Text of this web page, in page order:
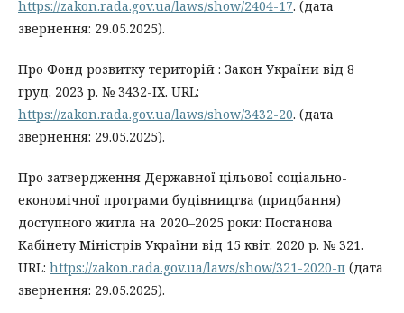
https://zakon.rada.gov.ua/laws/show/2404-17. (дата
звернення: 29.05.2025).
Про Фонд розвитку територій : Закон України від 8
груд. 2023 р. № 3432-IX. URL:
https://zakon.rada.gov.ua/laws/show/3432-20. (дата
звернення: 29.05.2025).
Про затвердження Державної цільової соціально-
економічної програми будівництва (придбання)
доступного житла на 2020–2025 роки: Постанова
Кабінету Міністрів України від 15 квіт. 2020 р. № 321.
URL: https://zakon.rada.gov.ua/laws/show/321-2020-п (дата
звернення: 29.05.2025).